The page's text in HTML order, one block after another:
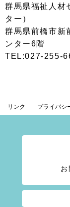
群馬県福祉人材
ター）
群馬県前橋市
ンター6階
TEL:027-255-
リンク プライバシ
お